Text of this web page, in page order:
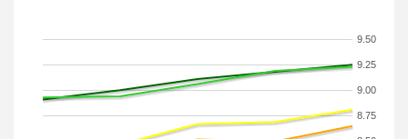
8.75
9.00
9.25
9.50